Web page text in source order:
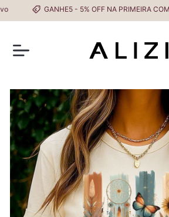
GANHE5 - 5% OFF NA PRIMEIRA COMPRA